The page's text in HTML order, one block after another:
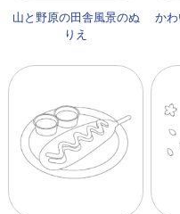
山と野原の田舎風景のぬ
りえ
かわ